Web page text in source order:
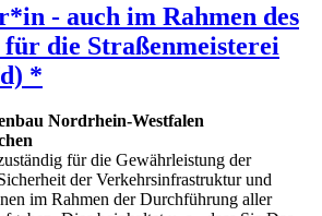
- auch im Rahmen des
für die Straßenmeisterei
*
Nordrhein-Westfalen
für die Gewährleistung der
der Verkehrsinfrastruktur und
im Rahmen der Durchführung aller